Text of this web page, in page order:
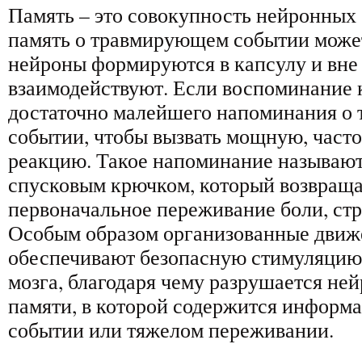
Память – это совокупность нейронных
память о травмирующем событии
нейроны формируются в капсулу и
взаимодействуют. Если воспоминание
достаточно малейшего напоминания
событии, чтобы вызвать мощную,
реакцию. Такое напоминание
спусковым крючком, который
первоначальное переживание боли,
Особым образом организованные
обеспечивают безопасную
мозга, благодаря чему разрушается
памяти, в которой содержится
событии или тяжелом переживании.